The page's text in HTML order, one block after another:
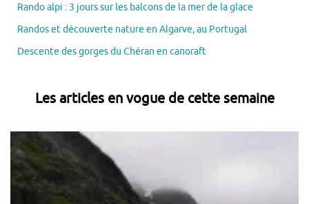
Rando alpi : 3 jours sur les balcons de la mer de la glace
Randos et découverte nature en Algarve, au Portugal
Descente des gorges du Chéran en canoraft
Les articles en vogue de cette semaine